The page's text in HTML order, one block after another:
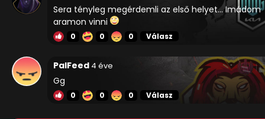
Sera tényleg megérdemli az első helyet... Imádom
aramon vinni
0 0 0 Válasz
PalFeed 4 éve
Gg
0 0 0 Válasz